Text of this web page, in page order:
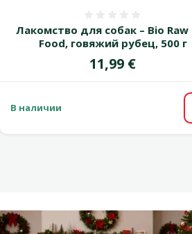
Лакомство для собак – Bio Raw
Food, говяжий рубец, 500 г
Цена
11,99 €
В наличии